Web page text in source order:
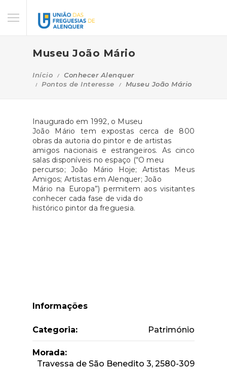
Museu João Mário
Início
Conhecer Alenquer
Pontos de Interesse
Museu João Mário
Inaugurado em 1992, o Museu
João Mário tem expostas cerca de 800
obras da autoria do pintor e de artistas
amigos nacionais e estrangeiros. As cinco
salas disponíveis no espaço (“O meu
percurso; João Mário Hoje; Artistas Meus
Amigos; Artistas em Alenquer; João
Mário na Europa”) permitem aos visitantes
conhecer cada fase de vida do
histórico pintor da freguesia.
Informações
Categoria: Património
Morada:
Travessa de São Benedito 3, 2580-309